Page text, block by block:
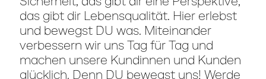
das gibt dir Lebensqualität. Hier erlebst
und bewegst DU was. Miteinander
verbessern wir uns Tag für Tag und
machen unsere Kundinnen und Kunden
glücklich. Denn DU bewegst uns! Werde